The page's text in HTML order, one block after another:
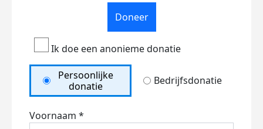
Doneer
Ik doe een anonieme donatie
Persoonlijke
donatie
Bedrijfsdonatie
Voornaam *